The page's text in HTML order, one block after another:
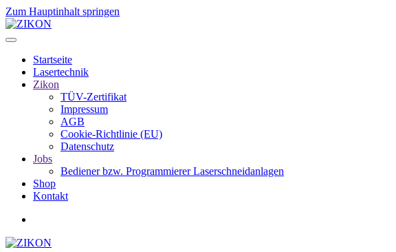
Zum Hauptinhalt springen
Startseite
Lasertechnik
Zikon
TÜV-Zertifikat
Impressum
AGB
Cookie-Richtlinie (EU)
Datenschutz
Jobs
Bediener bzw. Programmierer Laserschneidanlagen
Shop
Kontakt